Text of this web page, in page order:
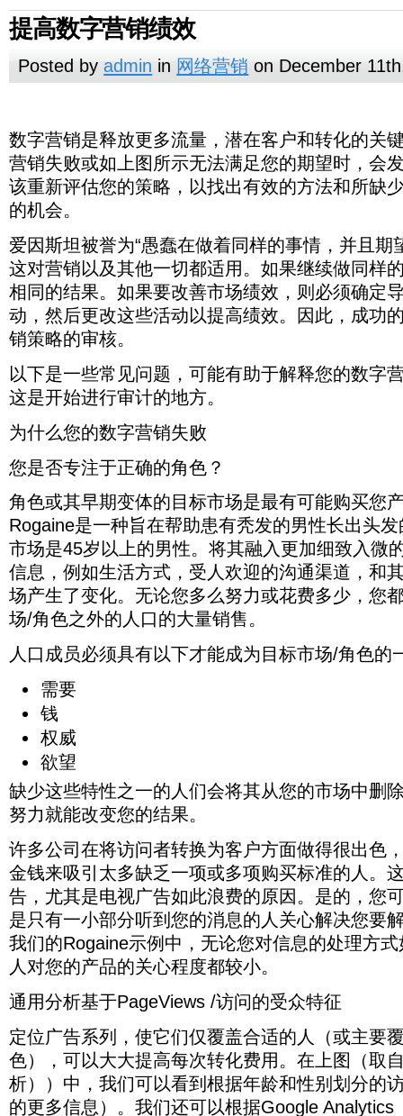
具
的
更
信
息，
更
多
内
部
信
息
来
解
决
他
们
的
痛
点。
助
您
化
保
持
一
切
相
关
性
和
吸
引
力
的
有
效
具
的
地
提高数字营销绩效
Posted byadmin in 网络营销 on December
营
销
是
释
放
更
多
流
量，
潜
在
客
户
和
转
的
关
键。
但
是，
您
数
字
营
销
失
败
或
如
上
所
示
望
时，
会
生
什
么？
好
了，
现
在
该
重
评
您
的
策
略，
以
找
斯
坦
被
誉
为“愚
蠢
做
着
同
样
的
事
情，
并
期
望
得
到
不
的
果”，
这
对
营
销
以
及
其
他
切
同
样
的
情，
您
可
能
会
得
到
相
同
的
结
如
果
要
改
善
市
是
一
些
常
见
问
可
能
有
助
于
解
释
您
的
数
字
营
销
失
的
因，
因
此
这
是
开
始
进
行
计
么
您
的
数
字
营
失
败
否
专
注
于
正
确
角
色？
或
其
早
期
变
体
目
标
市
场
是
最
有
可
能
购
买
产
品
的
人
例
如，
Rogaine
是
一
种
旨
在
帮
患
头
发
的
头
发
护
理，
它
的
目
标
市
场
是
45
以
上
的
男
性。
将
成
员
必
须
具
有
下
才
能
成
为
目
标
市
场/
角
色
一
部
分：
这
些
特
性
之
一
人
们
会
将
其
从
您
市
场
中
除，
且
没
有
任
何
营
销
努
力
就
能
改
变
您
公
司
在
将
访
问
者
转
换
为
客
户
方
面
得
很
出
但
费
时
间，
精
力
和
金
钱
来
吸
引
太
多
缺
买
标
准
人。
这
就
是
为
什
么
传
统
告，
其
是
电
视
广
告
分
析
基
于
PageViews
/
问
的
受
众
特
征
位
广
告
系
列，
使
它
们
仅
覆
盖
合
适
的
人
主
要
覆
您
目
标
受
众/
角
色），
可
以
大
大
提
每
次
（取
自
Google
析））
中，
我
们
可
以
看
到
根
年
和
性
别
划
分
的
字
营
销
与
传
统
媒
体
并
驾
齐
驱，
可
以
让
合
年
龄，
性
别，
理
置，
职
位，
教
育
甚
至
兴
趣
目
标
触
这
些
员。
PPC
代
理
机
构
可
以
帮
您
定
最
有
效
的
广
是
否
简
化
了
决
策
过
程？
潜
在
的
潜
在
客
户
中
获
得
利
益
是
一
回
但
如
果
不
带
销
那
将
无
济
于
事。
建
电
子
邮
件
和
他
营
销
工
具
的
销
售
道
有
助
于
边
访
者
进
行
销
售，
并
大
大
提
市
分
利
用
出
意
图
的
工
具，
在
数
字
营
销
作
中
向
先
前
的
容
营
销
计
划
加
定
时
促
销
或
扣
有
助
于
鼓
励
潜
在
客
户
购
买。
有
些
人
不
但
是
您
应
该
发
现，
在
持
的
量
人
进
行
了
购
买-
营
销
人
员
称
其
为
铅
人。
在
市
场
上
吗？
美
的
内
容
只
有
正
确
的
位
置
出
现，
才
是
完
美
例
如，
在
社
媒
体
上，
不
同
的
受
众
群
倾
平
台，
例
如，
Instagram
用
户
趋
于
年
轻，
Pinterest
用
户
则
更
能
是
女
性，
而
LinkedIn
样，
在
某
些
平
台
起
作
用
的
想
法
可
能
在
其
他
台
上
不
起
用。
接
受
共
享
内
容
的
时
和
与
度。
相
反，
如
果
您
花
时
间
和
金
钱
来
创
建
TikToks
来
销
售
针
对
样，
在
目
标
受
众
能
会
检
查
平
台
时
共
享
内
容，
于
电
子
邮
营
销
而
言
尤
其
如
此，
因
为
电
机
对
打
开
率
至
关
重
要。
在
周
末
发
送
电
子
邮
件
时，
很
少
有
是
真
的
吗
造
伟
大
的
品
牌
费
者
对
品
牌
（包
背
后
的
人）
的
兴
趣
来
越
高。
此，
关
重
要
的
是
要
创
建
一
个
能
引
起
受
牌
个
性。
如，
环
保
的
包
装
服
务
对
希
望
养
成
负
责
任
习
要
停
止
销
售
成
销
售
后，
您
可
能
会
觉
得
工
作
已
经
成。
不
是。
住
户
以
增
加
品
牌
的
终
生
价
值，
使
公
司
新
的
高
研
究
表
明，
向
已
经
热
爱
品
的
人
们
进
行
营
们
喜
欢
感
到
被
重
视，
好
像
他
们
是
品
运
动
的
部
忽
略
它
们，
后
果
自
负。
解
决
数
字
营
销
失
败
时
发
现
的
问
题
这
篇
文
章
概
述
了
数
字
营
销
失
败
时
要
虑
的
最
有
影
力
因
素。
使
用
数
据
完
成
对
些
因
入
了
解
些
因
素
导
致
了
您
的
失
或
效
下
降。
当
您
知
数字营销是释放更多流量，潜在客户和转化的关
营销失败或如上图所示无法满足您的期望时，会
该重新评估您的策略，以找出有效的方法和所缺
的机会。
爱因斯坦被誉为“愚蠢在做着同样的事情，并且期
这对营销以及其他一切都适用。如果继续做同样
相同的结果。如果要改善市场绩效，则必须确定
动，然后更改这些活动以提高绩效。因此，成功
销策略的审核。
以下是一些常见问题，可能有助于解释您的数字
这是开始进行审计的地方。
为什么您的数字营销失败
您是否专注于正确的角色？
角色或其早期变体的目标市场是最有可能购买您
Rogaine是一种旨在帮助患有秃发的男性长出头
市场是45岁以上的男性。将其融入更加细致入微
信息，例如生活方式，受人欢迎的沟通渠道，和
场产生了变化。无论您多么努力或花费多少，您
场/角色之外的人口的大量销售。
人口成员必须具有以下才能成为目标市场/角色的
需要
钱
权威
欲望
缺少这些特性之一的人们会将其从您的市场中删
努力就能改变您的结果。
许多公司在将访问者转换为客户方面做得很出色
金钱来吸引太多缺乏一项或多项购买标准的人。
告，尤其是电视广告如此浪费的原因。是的，您
是只有一小部分听到您的消息的人关心解决您要
我们的Rogaine示例中，无论您对信息的处理方
人对您的产品的关心程度都较小。
通用分析基于PageViews /访问的受众特征
定位广告系列，使它们仅覆盖合适的人（或主要
色），可以大大提高每次转化费用。在上图（取
析））中，我们可以看到根据年龄和性别划分的
的更多信息）。我们还可以根据Google Analytics